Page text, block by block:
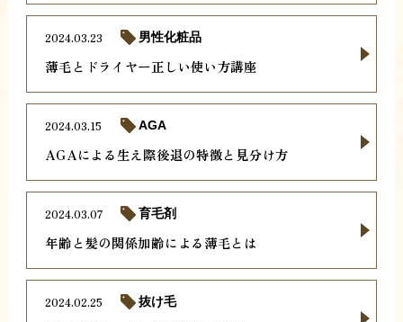
薄毛とドライヤー正しい使い方講座
2024.03.23 男性化粧品
AGAによる生え際後退の特徴と見分け方
2024.03.15 AGA
年齢と髪の関係加齢による薄毛とは
2024.03.07 育毛剤
2024.02.25 抜け毛